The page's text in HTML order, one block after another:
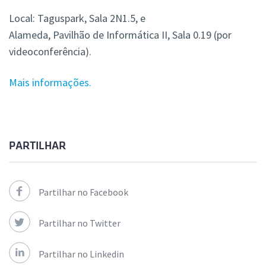
Local: Taguspark, Sala 2N1.5, e
Alameda, Pavilhão de Informática II, Sala 0.19 (por
videoconferência).
Mais informações.
PARTILHAR
Partilhar no Facebook
Partilhar no Twitter
Partilhar no Linkedin